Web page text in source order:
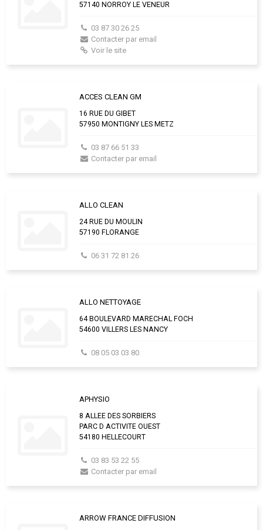
57140 NORROY LE VENEUR
03 87 30 26 25
Contacter par email
Voir le site
ACCES CLEAN GM
16 RUE DU GIBET
57950 MONTIGNY LES METZ
03 87 66 51 33
Contacter par email
ALLO CLEAN
24 RUE DU MOULIN
57190 FLORANGE
06 31 72 81 26
ALLO NETTOYAGE
64 BOULEVARD MARECHAL FOCH
54600 VILLERS LES NANCY
08 05 03 03 80
APHYSIO
8 ALLEE DES SORBIERS
PARC D ACTIVITE OUEST
54180 HELLECOURT
03 83 53 22 55
Contacter par email
ARROW FRANCE DIFFUSION